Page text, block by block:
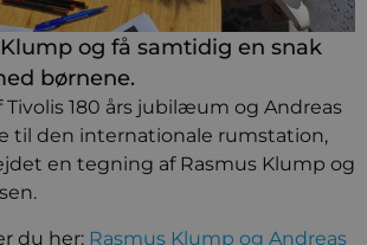
og få samtidig en snak
børnene.
180 års jubilæum og Andreas
til den internationale rumstation,
en tegning af Rasmus Klump og
du her: Rasmus Klump og Andreas